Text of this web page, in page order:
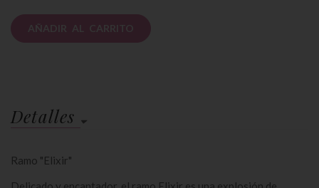
AÑADIR AL CARRITO
Detalles
Ramo "Elixir"